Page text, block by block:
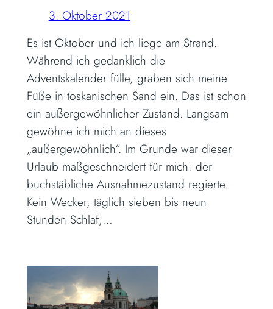
3. Oktober 2021
Es ist Oktober und ich liege am Strand.
Während ich gedanklich die
Adventskalender fülle, graben sich meine
Füße in toskanischen Sand ein. Das ist schon
ein außergewöhnlicher Zustand. Langsam
gewöhne ich mich an dieses
„außergewöhnlich“. Im Grunde war dieser
Urlaub maßgeschneidert für mich: der
buchstäbliche Ausnahmezustand regierte.
Kein Wecker, täglich sieben bis neun
Stunden Schlaf,…